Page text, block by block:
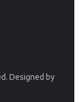
Designed by